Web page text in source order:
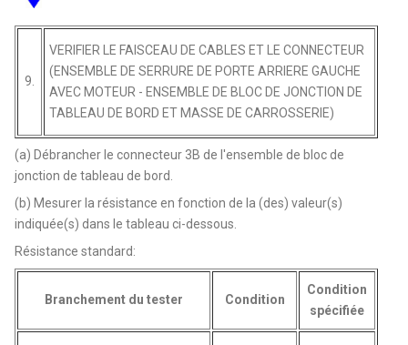
9.
VERIFIER LE FAISCEAU DE CABLES ET LE CONNECTEUR
(ENSEMBLE DE SERRURE DE PORTE ARRIERE GAUCHE
AVEC MOTEUR - ENSEMBLE DE BLOC DE JONCTION DE
TABLEAU DE BORD ET MASSE DE CARROSSERIE)
(a) Débrancher le connecteur 3B de l'ensemble de bloc de
jonction de tableau de bord.
(b) Mesurer la résistance en fonction de la (des) valeur(s)
indiquée(s) dans le tableau ci-dessous.
Résistance standard:
Branchement du tester Condition
Condition
spécifiée